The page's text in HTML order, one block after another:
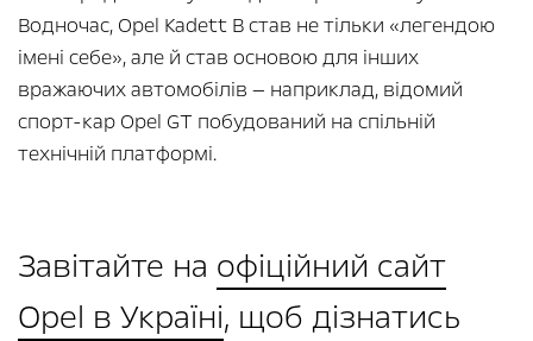
Водночас, Opel Kadett B став не тільки «легендою
імені себе», але й став основою для інших
вражаючих автомобілів — наприклад, відомий
спорт-кар Opel GT побудований на спільній
технічній платформі.
Завітайте на офіційний сайт
Opel в Україні, щоб дізнатись